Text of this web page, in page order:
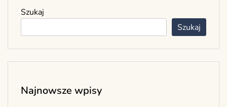
Szukaj
Szukaj
Najnowsze wpisy